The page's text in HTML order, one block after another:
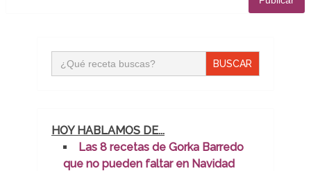
Buscar:
HOY HABLAMOS DE...
Las 8 recetas de Gorka Barredo
que no pueden faltar en Navidad